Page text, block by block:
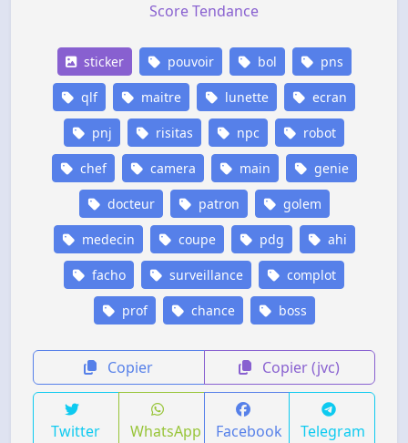
Score Tendance
sticker pouvoir bol pns
qlf maitre lunette ecran
pnj risitas npc robot
chef camera main genie
docteur patron golem
medecin coupe pdg ahi
facho surveillance complot
prof chance boss
Copier Copier (jvc)
Twitter WhatsApp Facebook Telegram